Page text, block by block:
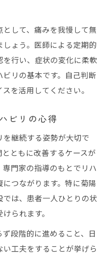
して、痛みを我慢して無
ょう。医師による定期的
行い、症状の変化に柔軟
リの基本です。自己判断
を活用してください。
ビリの心得
継続する姿勢が大切で
ともに改善するケースが
門家の指導のもとでリハ
つながります。特に菊陽
は、患者一人ひとりの状
られます。
段階的に進めること、日
工夫をすることが挙げら